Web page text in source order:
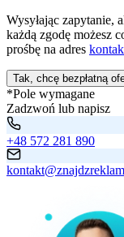
Wysyłając zapytanie,
każdą zgodę możesz
prośbę na adres
Tak, chcę bezpłatną
*Pole wymagane
Zadzwoń lub napisz
+48 572 281 890